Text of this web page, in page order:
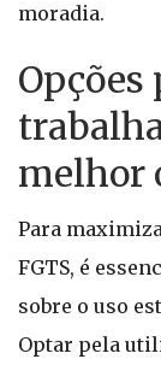
moradia.
Opções
melhor
Para
FGTS, é
sobre o uso
Optar pela